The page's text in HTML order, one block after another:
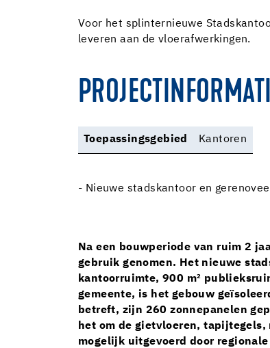
Voor het splinternieuwe
leveren aan de vloerafwerkingen.
Toepassingsgebied Kantoren
- Nieuwe stadskantoor en
Na een bouwperiode van ruim 2
gebruik genomen. Het nieuwe
kantoorruimte, 900 m²
gemeente, is het gebouw
betreft, zijn 260 zonnepanelen
het om de gietvloeren,
mogelijk uitgevoerd door